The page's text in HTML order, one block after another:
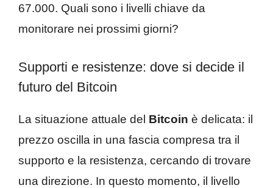
67.000. Quali sono i livelli chiave da
monitorare nei prossimi giorni?
Supporti e resistenze: dove si decide il
futuro del Bitcoin
La situazione attuale del Bitcoin è delicata: il
prezzo oscilla in una fascia compresa tra il
supporto e la resistenza, cercando di trovare
una direzione. In questo momento, il livello